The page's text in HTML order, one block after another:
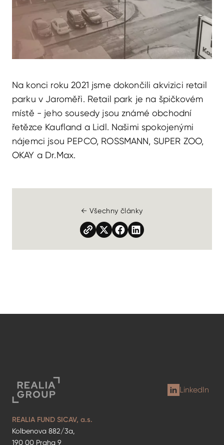
Na konci roku 2021 jsme dokončili akvizici retail
parku v Jaroměři. Retail park je na špičkovém
místě - jeho sousedy jsou známé obchodní
řetězce Kaufland a Lidl. Našimi spokojenými
nájemci jsou PEPCO, ROSSMANN, SUPER ZOO,
OKAY a Dr.Max.
← Všechny články
LinkedIn
REALIA FUND SICAV, a.s.
Kolbenova 882/3a,
190 00 Praha 9